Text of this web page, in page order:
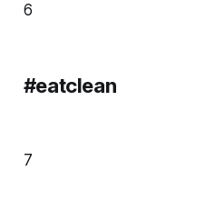
6
#eatclean
7